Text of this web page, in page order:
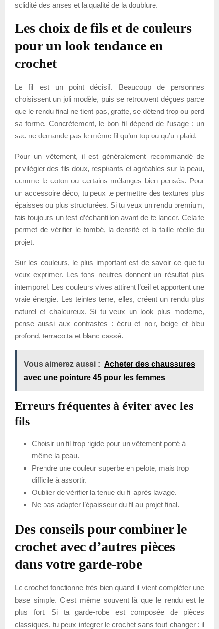
solidité des anses et la qualité de la doublure.
Les choix de fils et de couleurs
pour un look tendance en
crochet
Le fil est un point décisif. Beaucoup de personnes
choisissent un joli modèle, puis se retrouvent déçues parce
que le rendu final ne tient pas, gratte, se détend trop ou perd
sa forme. Concrètement, le bon fil dépend de l’usage : un
sac ne demande pas le même fil qu’un top ou qu’un plaid.
Pour un vêtement, il est généralement recommandé de
privilégier des fils doux, respirants et agréables sur la peau,
comme le coton ou certains mélanges bien pensés. Pour
un accessoire déco, tu peux te permettre des textures plus
épaisses ou plus structurées. Si tu veux un rendu premium,
fais toujours un test d’échantillon avant de te lancer. Cela te
permet de vérifier le tombé, la densité et la taille réelle du
projet.
Sur les couleurs, le plus important est de savoir ce que tu
veux exprimer. Les tons neutres donnent un résultat plus
intemporel. Les couleurs vives attirent l’œil et apportent une
vraie énergie. Les teintes terre, elles, créent un rendu plus
naturel et chaleureux. Si tu veux un look plus moderne,
pense aussi aux contrastes : écru et noir, beige et bleu
profond, terracotta et blanc cassé.
Vous aimerez aussi : Acheter des chaussures
avec une pointure 45 pour les femmes
Erreurs fréquentes à éviter avec les
fils
Choisir un fil trop rigide pour un vêtement porté à
même la peau.
Prendre une couleur superbe en pelote, mais trop
difficile à assortir.
Oublier de vérifier la tenue du fil après lavage.
Ne pas adapter l’épaisseur du fil au projet final.
Des conseils pour combiner le
crochet avec d’autres pièces
dans votre garde-robe
Le crochet fonctionne très bien quand il vient compléter une
base simple. C’est même souvent là que le rendu est le
plus fort. Si ta garde-robe est composée de pièces
classiques, tu peux intégrer le crochet sans tout changer : il